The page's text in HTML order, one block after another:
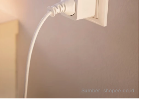
Sumber: shopee.co.id